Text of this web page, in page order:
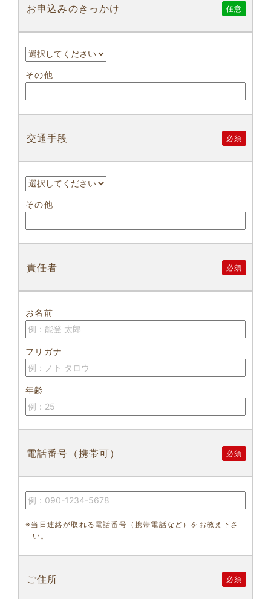
お申込みのきっかけ 任意
その他
交通手段 必須
その他
責任者 必須
お名前
フリガナ
年齢
電話番号（携帯可） 必須
※当日連絡が取れる電話番号（携帯電話など）をお教え下さ
い。
ご住所 必須